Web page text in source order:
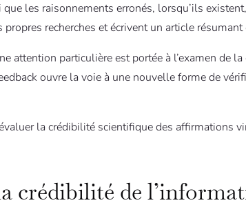
les raisonnements erronés, lorsqu’ils
recherches et écrivent un article
attention particulière est portée à l’examen de
ouvre la voie à une nouvelle forme de
la crédibilité scientifique des affirmations
crédibilité de